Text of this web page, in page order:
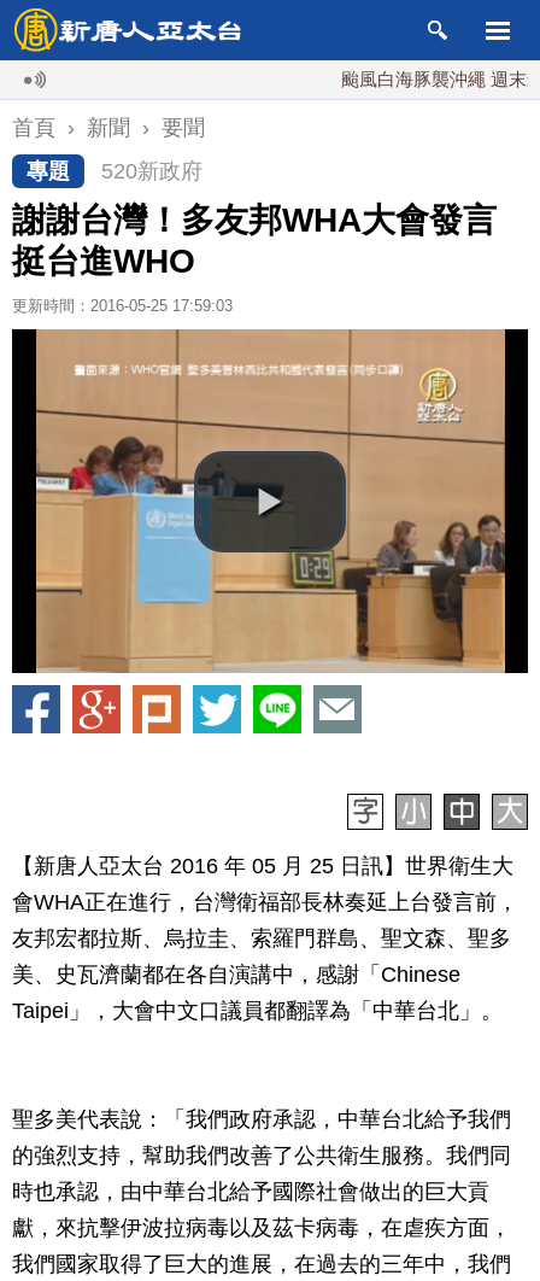
颱風白海豚襲沖繩 週末最近
首頁 › 新聞 › 要聞
專題
520新政府
謝謝台灣！多友邦WHA大會發言
挺台進WHO
更新時間：2016-05-25 17:59:03
【新唐人亞太台 2016 年 05 月 25 日訊】世界衛生大
會WHA正在進行，台灣衛福部長林奏延上台發言前，
友邦宏都拉斯、烏拉圭、索羅門群島、聖文森、聖多
美、史瓦濟蘭都在各自演講中，感謝「Chinese
Taipei」，大會中文口議員都翻譯為「中華台北」。
聖多美代表說：「我們政府承認，中華台北給予我們
的強烈支持，幫助我們改善了公共衛生服務。我們同
時也承認，由中華台北給予國際社會做出的巨大貢
獻，來抗擊伊波拉病毒以及茲卡病毒，在虐疾方面，
我們國家取得了巨大的進展，在過去的三年中，我們